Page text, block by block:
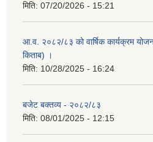
मिति: 07/20/2026 - 15:21
आ.व. २०८२/८३ को वार्षिक कार्यक्रम
किताब) ।
मिति: 10/28/2025 - 16:24
बजेट बक्तव्य - २०८२/८३
मिति: 08/01/2025 - 12:15